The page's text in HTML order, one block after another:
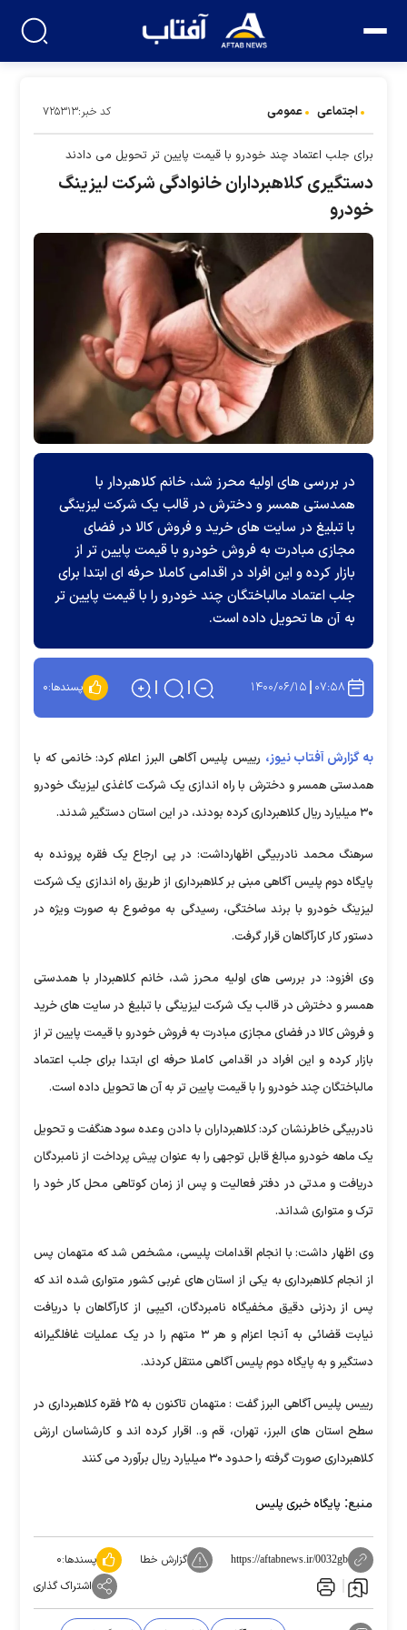
اجتماعی عمومی کد خبر:۷۲۵۳۱۳
برای جلب اعتماد چند خودرو با قیمت پایین تر تحویل می دادند
دستگیری کلاهبرداران خانوادگی شرکت لیزینگ
خودرو
در بررسی های اولیه محرز شد، خانم کلاهبردار با
همدستی همسر و دخترش در قالب یک شرکت لیزینگی
با تبلیغ در سایت های خرید و فروش کالا در فضای
مجازی مبادرت به فروش خودرو با قیمت پایین تر از
بازار کرده و این افراد در اقدامی کاملا حرفه ای ابتدا برای
جلب اعتماد مالباختگان چند خودرو را با قیمت پایین تر
به آن ها تحویل داده است.
۰۷:۵۸ ۱۴۰۰/۰۶/۱۵ پسندها:۰
به گزارش آفتاب نیوز، رییس پلیس آگاهی البرز اعلام کرد: خانمی که با
همدستی همسر و دخترش با راه اندازی یک شرکت کاغذی لیزینگ خودرو
۳۰ میلیارد ریال کلاهبرداری کرده بودند، در این استان دستگیر شدند.
سرهنگ محمد نادربیگی اظهارداشت: در پی ارجاع یک فقره پرونده به
پایگاه دوم پلیس آگاهی مبنی بر کلاهبرداری از طریق راه اندازی یک شرکت
لیزینگ خودرو با برند ساختگی، رسیدگی به موضوع به صورت ویژه در
دستور کار کارآگاهان قرار گرفت.
وی افزود: در بررسی های اولیه محرز شد، خانم کلاهبردار با همدستی
همسر و دخترش در قالب یک شرکت لیزینگی با تبلیغ در سایت های خرید
و فروش کالا در فضای مجازی مبادرت به فروش خودرو با قیمت پایین تر از
بازار کرده و این افراد در اقدامی کاملا حرفه ای ابتدا برای جلب اعتماد
مالباختگان چند خودرو را با قیمت پایین تر به آن ها تحویل داده است.
نادربیگی خاطرنشان کرد: کلاهبرداران با دادن وعده سود هنگفت و تحویل
یک ماهه خودرو مبالغ قابل توجهی را به عنوان پیش پرداخت از نامبردگان
دریافت و مدتی در دفتر فعالیت و پس از زمان کوتاهی محل کار خود را
ترک و متواری شداند.
وی اظهار داشت: با انجام اقدامات پلیسی، مشخص شد که متهمان پس
از انجام کلاهبرداری به یکی از استان های غربی کشور متواری شده اند که
پس از ردزنی دقیق مخفیگاه نامبردگان، اکیپی از کارآگاهان با دریافت
نیابت قضائی به آنجا اعزام و هر ۳ متهم را در یک عملیات غافلگیرانه
دستگیر و به پایگاه دوم پلیس آگاهی منتقل کردند.
رییس پلیس آگاهی البرز گفت : متهمان تاکنون به ۲۵ فقره کلاهبرداری در
سطح استان های البرز، تهران، قم و.. اقرار کرده اند و کارشناسان ارزش
کلاهبرداری صورت گرفته را حدود ۳۰ میلیارد ریال برآورد می کنند
منبع: پایگاه خبری پلیس
https://aftabnews.ir/0032gb گزارش خطا پسندها:۰
اشتراک گذاری